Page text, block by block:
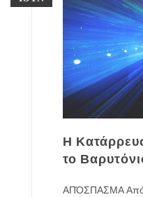
Η
το
ΑΠΌΣΠΑΣΜΑ Από